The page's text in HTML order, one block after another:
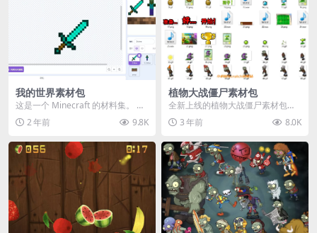
我的世界素材包
这是一个 Minecraft 的材料集。 操
作方法如下： 工具 → 右箭头 怪物...
2 年前 9.8K
植物大战僵尸素材包
全新上线的植物大战僵尸素材包，
内含48个精选资源，涵盖角色、场
景、音效等多样内容...
3 年前 8.0K